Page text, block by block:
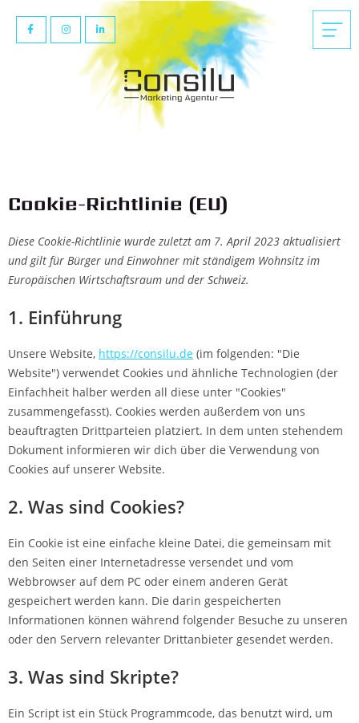
Cookie-Richtlinie (EU)
Diese Cookie-Richtlinie wurde zuletzt am 7. April 2023 aktualisiert
und gilt für Bürger und Einwohner mit ständigem Wohnsitz im
Europäischen Wirtschaftsraum und der Schweiz.
1. Einführung
Unsere Website, https://consilu.de (im folgenden: "Die
Website") verwendet Cookies und ähnliche Technologien (der
Einfachheit halber werden all diese unter "Cookies"
zusammengefasst). Cookies werden außerdem von uns
beauftragten Drittparteien platziert. In dem unten stehendem
Dokument informieren wir dich über die Verwendung von
Cookies auf unserer Website.
2. Was sind Cookies?
Ein Cookie ist eine einfache kleine Datei, die gemeinsam mit
den Seiten einer Internetadresse versendet und vom
Webbrowser auf dem PC oder einem anderen Gerät
gespeichert werden kann. Die darin gespeicherten
Informationen können während folgender Besuche zu unseren
oder den Servern relevanter Drittanbieter gesendet werden.
3. Was sind Skripte?
Ein Script ist ein Stück Programmcode, das benutzt wird, um